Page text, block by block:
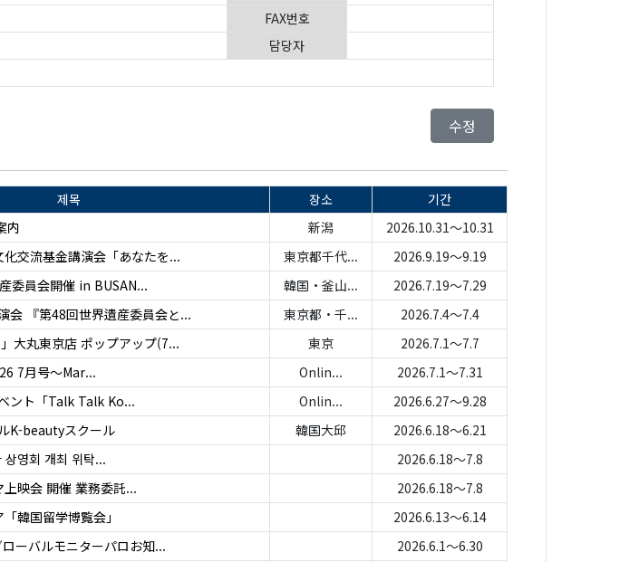
FAX번호
담당자
수정
제목 장소
기간
内
新潟
2026.10.31～10.31
交流基金講演会「あなたを...
東京都千代...
2026.9.19～9.19
委員会開催 in BUSAN...
韓国・釜山...
2026.7.19～7.29
会 『第48回世界遺産委員会と...
東京都・千...
2026.7.4～7.4
大丸東京店 ポップアップ(7...
東京
2026.7.1～7.7
7月号～Mar...
Onlin...
2026.7.1～7.31
ント「Talk Talk Ko...
Onlin...
2026.6.27～9.28
K-beautyスクール
韓国大邱
2026.6.18～6.21
영회 개최 위탁...
2026.6.18～7.8
映会 開催 業務委託...
2026.6.18～7.8
韓国留学博覧会」
2026.6.13～6.14
ーバルモニターパロお知...
2026.6.1～6.30